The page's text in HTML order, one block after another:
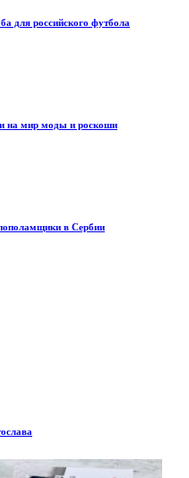
для российского футбола
на мир моды и роскоши
в Сербии